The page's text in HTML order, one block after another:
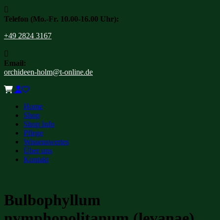

Telefon (Mo.-Fr. 10.00-16.00 Uhr):
+49 2824 3167

Email:
orchideen-holm@t-online.de
Home
Shop
Shop Info
Pflege
Wissenswertes
Über uns
Kontakt
Bulbophyllum